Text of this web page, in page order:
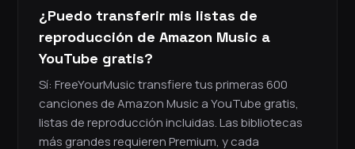
¿Puedo transferir mis listas de
reproducción de Amazon Music a
YouTube gratis?
Sí: FreeYourMusic transfiere tus primeras 600
canciones de Amazon Music a YouTube gratis,
listas de reproducción incluidas. Las bibliotecas
más grandes requieren Premium, y cada